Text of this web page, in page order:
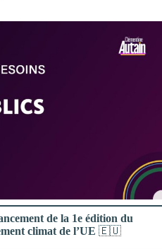
de la 1e édition du
climat de l’UE 🇪🇺